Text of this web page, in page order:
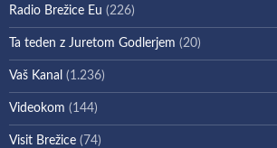
Radio Brežice Eu (226)
Ta teden z Juretom Godlerjem (20)
Vaš Kanal (1.236)
Videokom (144)
Visit Brežice (74)